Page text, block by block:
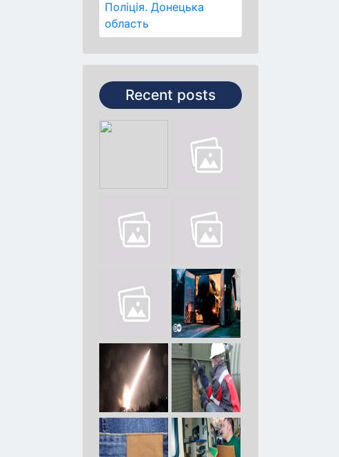
Поліція. Донецька
область
Recent posts